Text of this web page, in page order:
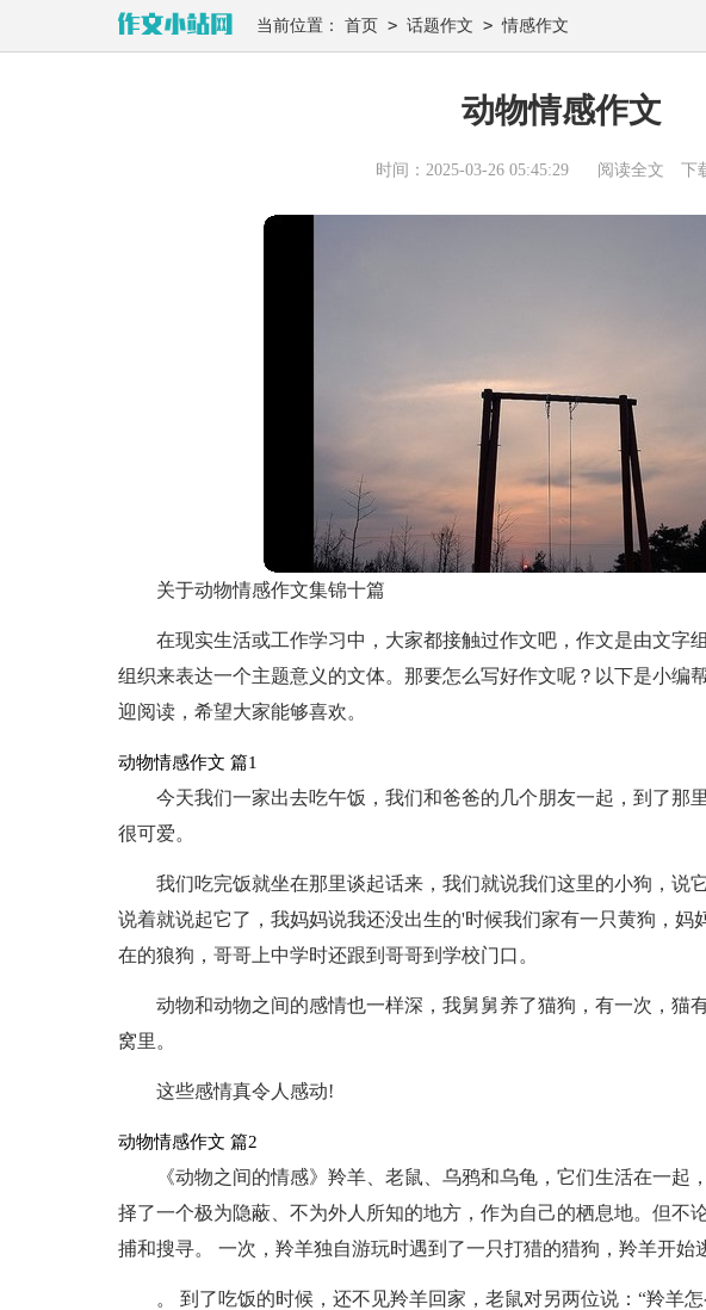
当前位置： 首页 > 话题作文 > 情感作文
动物情感作文
时间：2025-03-26 05:45:29 阅读全文 下
关于动物情感作文集锦十篇
在现实生活或工作学习中，大家都接触过作文吧，作文是由文字
组织来表达一个主题意义的文体。那要怎么写好作文呢？以下是小编
迎阅读，希望大家能够喜欢。
动物情感作文 篇1
今天我们一家出去吃午饭，我们和爸爸的几个朋友一起，到了那
很可爱。
我们吃完饭就坐在那里谈起话来，我们就说我们这里的小狗，说
说着就说起它了，我妈妈说我还没出生的'时候我们家有一只黄狗，妈
在的狼狗，哥哥上中学时还跟到哥哥到学校门口。
动物和动物之间的感情也一样深，我舅舅养了猫狗，有一次，猫
窝里。
这些感情真令人感动!
动物情感作文 篇2
《动物之间的情感》羚羊、老鼠、乌鸦和乌龟，它们生活在一起
择了一个极为隐蔽、不为外人所知的地方，作为自己的栖息地。但不
捕和搜寻。 一次，羚羊独自游玩时遇到了一只打猎的猎狗，羚羊开始
。 到了吃饭的时候，还不见羚羊回家，老鼠对另两位说：“羚羊